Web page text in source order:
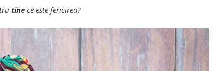
tinece este fericirea?